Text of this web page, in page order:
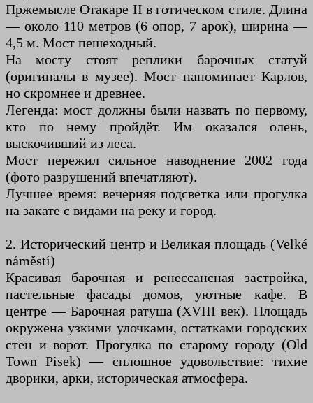
Пржемысле Отакаре II в готическом стиле. Длина
— около 110 метров (6 опор, 7 арок), ширина —
4,5 м. Мост пешеходный.
На мосту стоят реплики барочных статуй
(оригиналы в музее). Мост напоминает Карлов,
но скромнее и древнее.
Легенда: мост должны были назвать по первому,
кто по нему пройдёт. Им оказался олень,
выскочивший из леса.
Мост пережил сильное наводнение 2002 года
(фото разрушений впечатляют).
Лучшее время: вечерняя подсветка или прогулка
на закате с видами на реку и город.
2. Исторический центр и Великая площадь (Velké
náměstí)
Красивая барочная и ренессансная застройка,
пастельные фасады домов, уютные кафе. В
центре — Барочная ратуша (XVIII век). Площадь
окружена узкими улочками, остатками городских
стен и ворот. Прогулка по старому городу (Old
Town Pisek) — сплошное удовольствие: тихие
дворики, арки, историческая атмосфера.